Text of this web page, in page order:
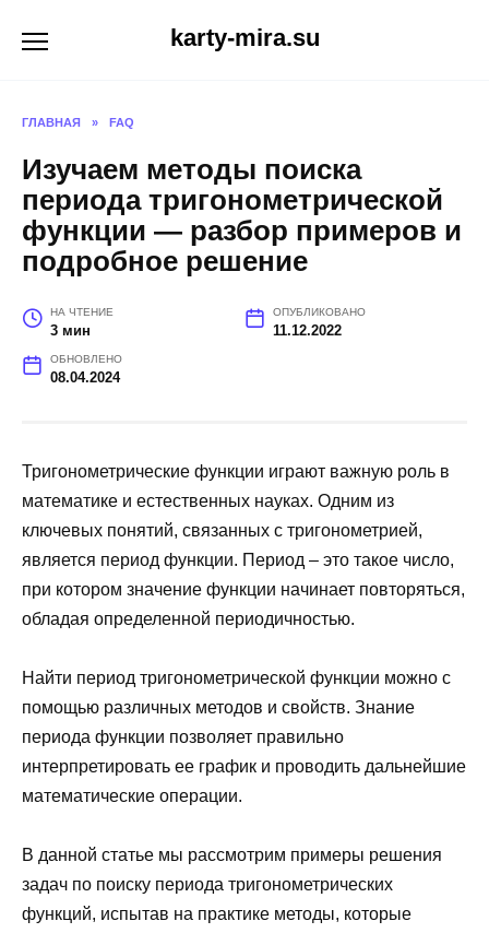
karty-mira.su
ГЛАВНАЯ » FAQ
Изучаем методы поиска
периода тригонометрической
функции — разбор примеров и
подробное решение
НА ЧТЕНИЕ
3 мин
ОПУБЛИКОВАНО
11.12.2022
ОБНОВЛЕНО
08.04.2024
Тригонометрические функции играют важную роль в
математике и естественных науках. Одним из
ключевых понятий, связанных с тригонометрией,
является период функции. Период – это такое число,
при котором значение функции начинает повторяться,
обладая определенной периодичностью.
Найти период тригонометрической функции можно с
помощью различных методов и свойств. Знание
периода функции позволяет правильно
интерпретировать ее график и проводить дальнейшие
математические операции.
В данной статье мы рассмотрим примеры решения
задач по поиску периода тригонометрических
функций, испытав на практике методы, которые